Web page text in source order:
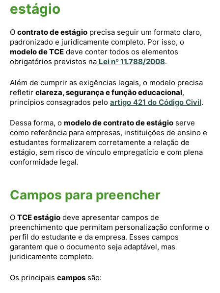
estágio
O contrato de estágio precisa seguir um formato claro,
padronizado e juridicamente completo. Por isso, o
modelo de TCE deve conter todos os elementos
obrigatórios previstos na Lei nº 11.788/2008.
Além de cumprir as exigências legais, o modelo precisa
refletir clareza, segurança e função educacional,
princípios consagrados pelo artigo 421 do Código Civil.
Dessa forma, o modelo de contrato de estágio serve
como referência para empresas, instituições de ensino e
estudantes formalizarem corretamente a relação de
estágio, sem risco de vínculo empregatício e com plena
conformidade legal.
Campos para preencher
O TCE estágio deve apresentar campos de
preenchimento que permitam personalização conforme o
perfil do estudante e da empresa. Esses campos
garantem que o documento seja adaptável, mas
juridicamente completo.
Os principais campos são: